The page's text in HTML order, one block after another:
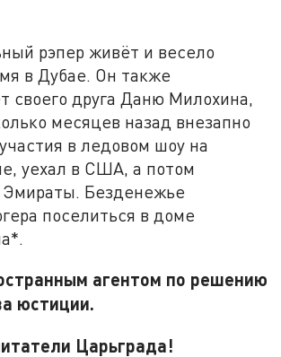
рэпер живёт и весело
в Дубае. Он также
своего друга Даню Милохина,
месяцев назад внезапно
в ледовом шоу на
уехал в США, а потом
Эмираты. Безденежье
поселиться в доме
агентом по решению
юстиции.
Царьграда!